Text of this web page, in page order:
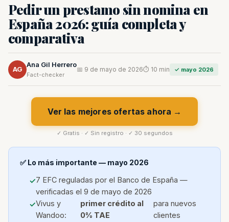
Pedir un prestamo sin nomina en
España 2026: guía completa y
comparativa
AG
Ana Gil Herrero
Fact-checker
📅 9 de mayo de 2026⏱ 10 min ✓ mayo 2026
Ver las mejores ofertas ahora →
✓ Gratis · ✓ Sin registro · ✓ 30 segundos
✅ Lo más importante — mayo 2026
7 EFC reguladas por el Banco de España —
verificadas el 9 de mayo de 2026
Vivus y
Wandoo:
primer crédito al
0% TAE
para nuevos
clientes